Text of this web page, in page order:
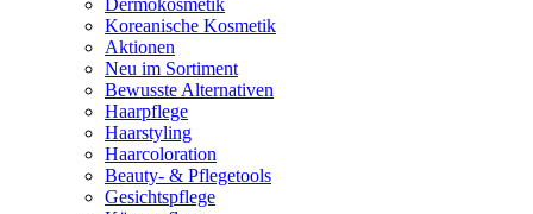
Dermokosmetik
Koreanische Kosmetik
Aktionen
Neu im Sortiment
Bewusste Alternativen
Haarpflege
Haarstyling
Haarcoloration
Beauty- & Pflegetools
Gesichtspflege